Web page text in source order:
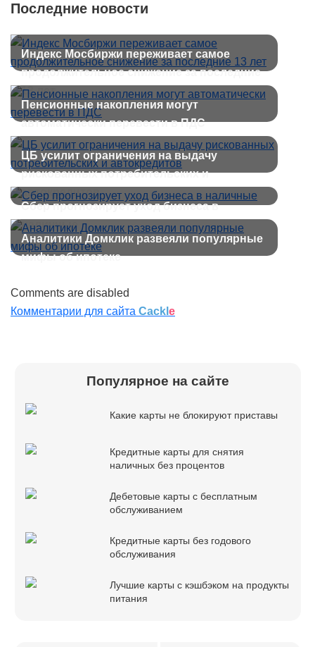
Последние новости
Индекс Мосбиржи переживает самое
продолжительное снижение за последние
13 лет
Пенсионные накопления могут
автоматически перевести в ПДС
ЦБ усилит ограничения на выдачу
рискованных потребительских и
автокредитов
Сбер прогнозирует уход бизнеса в
наличные
Аналитики Домклик развеяли популярные
мифы об ипотеке
Comments are disabled
Комментарии для сайта Cackl e
Популярное на сайте
Какие карты не блокируют приставы
Кредитные карты для снятия
наличных без процентов
Дебетовые карты с бесплатным
обслуживанием
Кредитные карты без годового
обслуживания
Лучшие карты с кэшбэком на продукты
питания